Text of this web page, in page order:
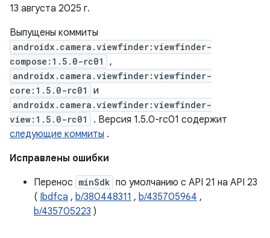
13 августа 2025 г.
Выпущены коммиты
androidx.camera.viewfinder:viewfinder-
compose:1.5.0-rc01
,
androidx.camera.viewfinder:viewfinder-
core:1.5.0-rc01
и
androidx.camera.viewfinder:viewfinder-
view:1.5.0-rc01
. Версия 1.5.0-rc01 содержит
следующие коммиты .
Исправлены ошибки
Перенос minSdk по умолчанию с API 21 на API 23
( Ibdfca , b/380448311 , b/435705964 ,
b/435705223 )